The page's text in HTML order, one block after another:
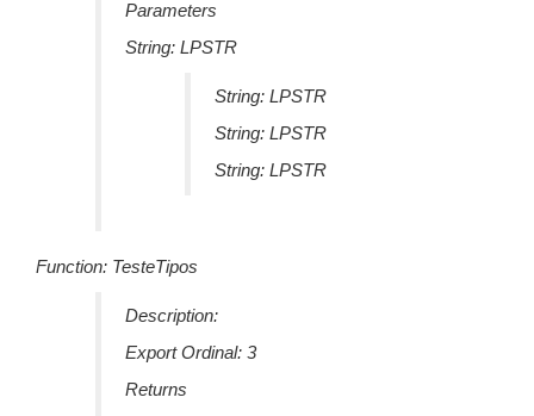
Parameters
String: LPSTR
String: LPSTR
String: LPSTR
String: LPSTR
Function: TesteTipos
Description:
Export Ordinal: 3
Returns